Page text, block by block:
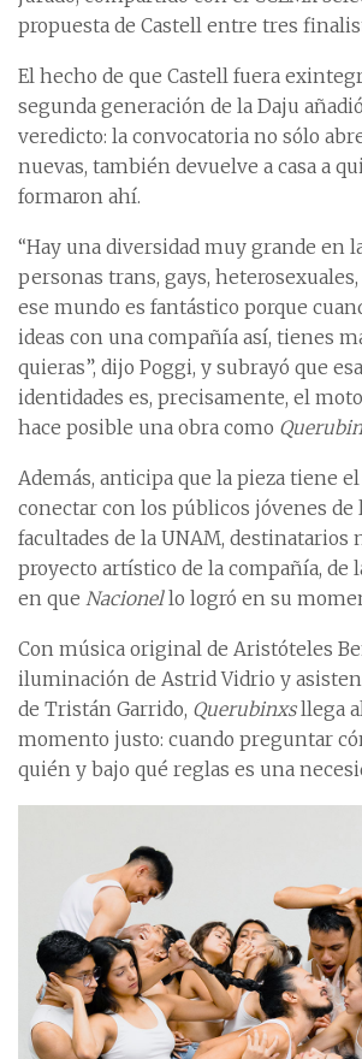
propuesta de Castell entre tres
El hecho de que Castell fuera
segunda generación de la Daju
veredicto: la convocatoria no sólo
nuevas, también devuelve a casa a
formaron ahí.
“Hay una diversidad muy grande en
personas trans, gays,
ese mundo es fantástico porque
ideas con una compañía así, tienes
quieras”, dijo Poggi, y subrayó que
identidades es, precisamente, el
hace posible una obra como
Además, anticipa que la pieza tiene
conectar con los públicos jóvenes de
facultades de la UNAM, destinatarios
proyecto artístico de la compañía, de
en que Nacionello logró en su
Con música original de Aristóteles
iluminación de Astrid Vidrio y
de Tristán Garrido, Querubinxsllega
momento justo: cuando preguntar
quién y bajo qué reglas es una